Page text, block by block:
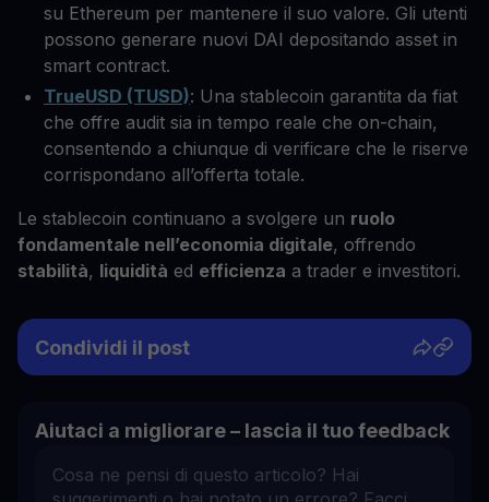
su Ethereum per mantenere il suo valore. Gli utenti
possono generare nuovi DAI depositando asset in
smart contract.
TrueUSD (TUSD): Una stablecoin garantita da fiat
che offre audit sia in tempo reale che on-chain,
consentendo a chiunque di verificare che le riserve
corrispondano all’offerta totale.
Le stablecoin continuano a svolgere un ruolo
fondamentale nell’economia digitale, offrendo
stabilità, liquidità ed efficienza a trader e investitori.
Condividi il post
Aiutaci a migliorare – lascia il tuo feedback